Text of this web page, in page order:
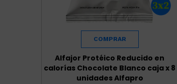
Alfajor Protéico Reducido en
calorías Chocolate Blanco caja x 8
unidades Alfapro